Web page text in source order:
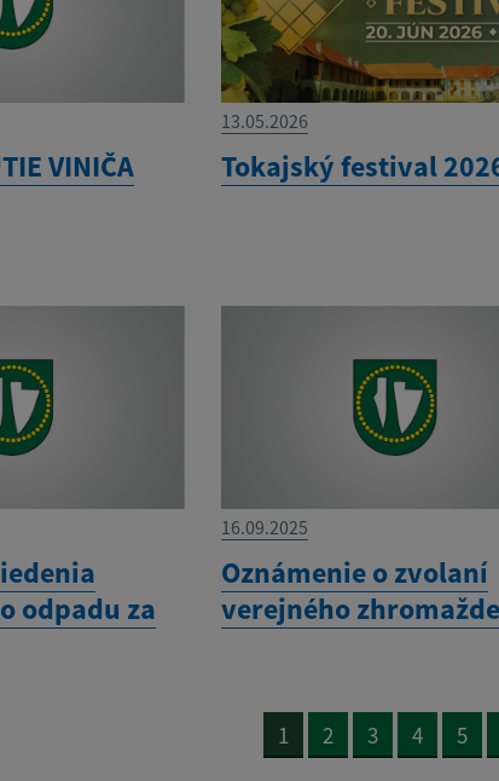
VINIČA
13.05.2026
Tokajský festival
odpadu za
16.09.2025
Oznámenie o zvolaní
verejného
1 2 3 4 5